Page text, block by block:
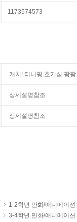
1173574573
캐치! 티니핑 호기심 팡팡
상세설명참조
상세설명참조
1-2학년 만화/애니메이션
3-4학년 만화/애니메이션